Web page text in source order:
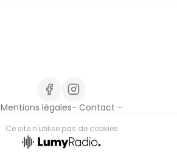
Mentions légales- Contact -
Ce site n'utilise pas de cookies